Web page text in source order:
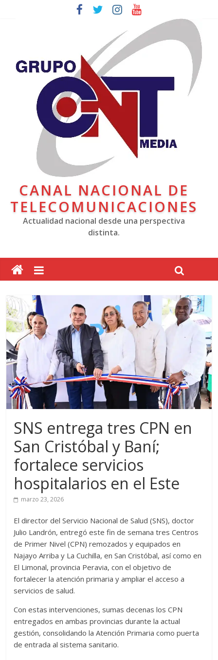
CANAL NACIONAL DE
TELECOMUNICACIONES
Actualidad nacional desde una perspectiva
distinta.
SNS entrega tres CPN en
San Cristóbal y Baní;
fortalece servicios
hospitalarios en el Este
marzo 23, 2026
El director del Servicio Nacional de Salud (SNS), doctor
Julio Landrón, entregó este fin de semana tres Centros
de Primer Nivel (CPN) remozados y equipados en
Najayo Arriba y La Cuchilla, en San Cristóbal, así como en
El Limonal, provincia Peravia, con el objetivo de
fortalecer la atención primaria y ampliar el acceso a
servicios de salud.
Con estas intervenciones, sumas decenas los CPN
entregados en ambas provincias durante la actual
gestión, consolidando la Atención Primaria como puerta
de entrada al sistema sanitario.